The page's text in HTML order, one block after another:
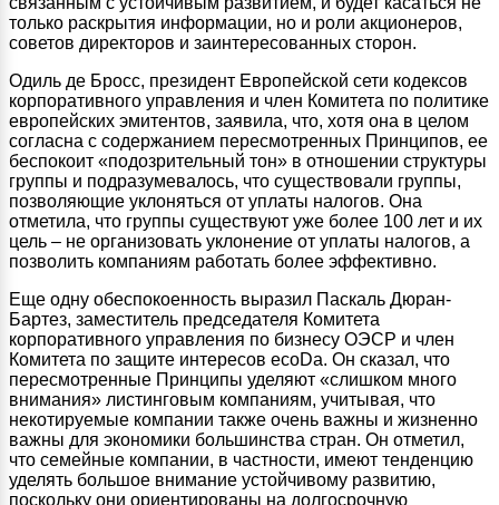
только раскрытия информации, но и роли акционеров,
советов директоров и заинтересованных сторон.
Одиль де Бросс, президент Европейской сети кодексов
корпоративного управления и член Комитета по политике
европейских эмитентов, заявила, что, хотя она в целом
согласна с содержанием пересмотренных Принципов, ее
беспокоит «подозрительный тон» в отношении структуры
группы и подразумевалось, что существовали группы,
позволяющие уклоняться от уплаты налогов. Она
отметила, что группы существуют уже более 100 лет и их
цель – не организовать уклонение от уплаты налогов, а
позволить компаниям работать более эффективно.
Еще одну обеспокоенность выразил Паскаль Дюран-
Бартез, заместитель председателя Комитета
корпоративного управления по бизнесу ОЭСР и член
Комитета по защите интересов ecoDa. Он сказал, что
пересмотренные Принципы уделяют «слишком много
внимания» листинговым компаниям, учитывая, что
некотируемые компании также очень важны и жизненно
важны для экономики большинства стран. Он отметил,
что семейные компании, в частности, имеют тенденцию
уделять большое внимание устойчивому развитию,
поскольку они ориентированы на долгосрочную